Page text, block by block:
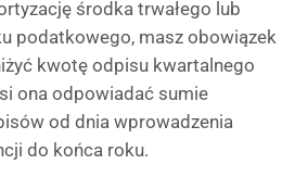
środka trwałego lub
podatkowego, masz obowiązek
kwotę odpisu kwartalnego
ona odpowiadać sumie
od dnia wprowadzenia
do końca roku.